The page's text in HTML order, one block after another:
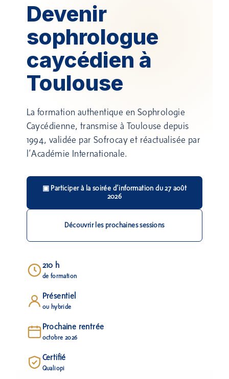
Devenir
sophrologue
caycédien à
Toulouse
La formation authentique en Sophrologie
Caycédienne, transmise à Toulouse depuis
1994, validée par Sofrocayet réactualisée par
l’Académie Internationale.
▣ Participer à la soirée d’information du 27 août
2026
Découvrir les prochaines sessions
210 h
de formation
Présentiel
ou hybride
Prochaine rentrée
octobre 2026
Certifié
Qualiopi